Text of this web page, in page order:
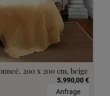
200 x 200 cm, beige
5.990,00 €
Anfrage